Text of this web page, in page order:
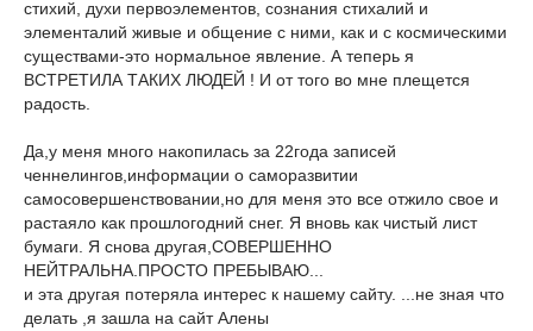
стихий, духи первоэлементов, сознания стихалий и
элементалий живые и общение с ними, как и с космическими
существами-это нормальное явление. А теперь я
ВСТРЕТИЛА ТАКИХ ЛЮДЕЙ ! И от того во мне плещется
радость.
Да,у меня много накопилась за 22года записей
ченнелингов,информации о саморазвитии
самосовершенствовании,но для меня это все отжило свое и
растаяло как прошлогодний снег. Я вновь как чистый лист
бумаги. Я снова другая,СОВЕРШЕННО
НЕЙТРАЛЬНА.ПРОСТО ПРЕБЫВАЮ...
и эта другая потеряла интерес к нашему сайту. ...не зная что
делать ,я зашла на сайт Алены